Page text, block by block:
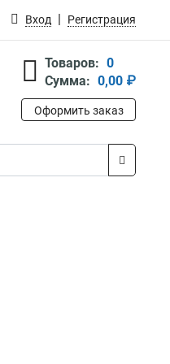
Вход Регистрация
Товаров: 0
Сумма: 0,00 ₽
Оформить заказ